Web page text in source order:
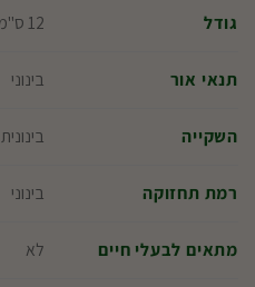
גודל 12 ס"מ, 15 ס"מ, 24 ס"מ, 30 ס"מ
תנאי אור בינוני
השקייה בינונית
רמת תחזוקה בינוני
מתאים לבעלי חיים לא